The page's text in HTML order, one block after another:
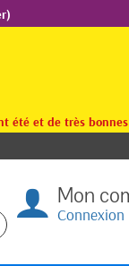
été et de très
Mon
Connexion